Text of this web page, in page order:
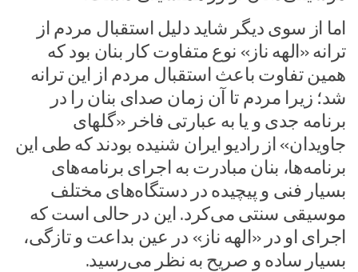
اما از سوی دیگر شاید دلیل استقبال مردم از
ترانه «الهه ناز» نوع متفاوت کار بنان بود که
همین تفاوت باعث استقبال مردم از این ترانه
شد؛ زیرا مردم تا آن زمان صدای بنان را در
برنامه جدی و یا به عبارتی فاخر «گلهای
جاویدان» از رادیو ایران شنیده بودند که طی این
برنامه‌ها، بنان مبادرت به اجرای برنامه‌های
بسیار فنی و پیچیده در دستگاه‌های مختلف
موسیقی سنتی می‌کرد. این در حالی است که
اجرای او در «الهه ناز» در عین بداعت و تازگی،
بسیار ساده و صریح به نظر می‌رسید.